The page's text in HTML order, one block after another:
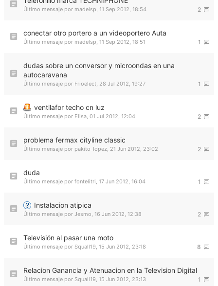
2
Último mensaje por madelsp, 11 Sep 2012, 18:54
conectar otro portero a un videoportero Auta
1
Último mensaje por madelsp, 11 Sep 2012, 18:51
dudas sobre un conversor y microondas en una
autocaravana
1
Último mensaje por Frioelect, 28 Jul 2012, 19:27
ventilafor techo cn luz
2
Último mensaje por Elisa, 01 Jul 2012, 12:04
problema fermax cityline classic
2
Último mensaje por pakito_lopez, 21 Jun 2012, 23:02
duda
1
Último mensaje por fontelitri, 17 Jun 2012, 16:04
Instalacion atipica
2
Último mensaje por Jesmo, 16 Jun 2012, 12:38
Televisión al pasar una moto
8
Último mensaje por Squall19, 15 Jun 2012, 23:18
Relacion Ganancia y Atenuacion en la Television Digital
1
Último mensaje por Squall19, 15 Jun 2012, 23:13